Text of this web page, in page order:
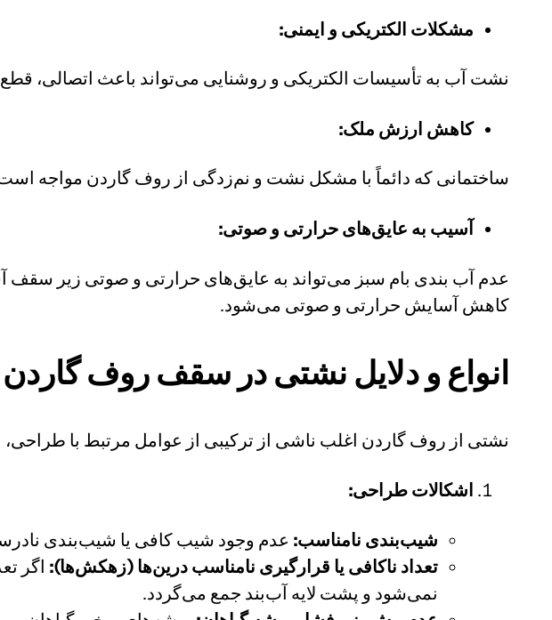
مشکلات الکتریکی و ایمنی:
نشت آب به تأسیسات الکتریکی و روشنایی می‌تواند باعث اتصالی،
کاهش ارزش ملک:
ساختمانی که دائماً با مشکل نشت و نم‌زدگی از روف گاردن مواجه
آسیب به عایق‌های حرارتی و صوتی:
عدم آب بندی بام سبز می‌تواند به عایق‌های حرارتی و صوتی زیر سقف
کاهش آسایش حرارتی و صوتی می‌شود.
انواع و دلایل نشتی در سقف روف گاردن
نشتی از روف گاردن اغلب ناشی از ترکیبی از عوامل مرتبط با
اشکالات طراحی:
شیب‌بندی نامناسب: عدم وجود شیب کافی یا شیب‌بندی
تعداد ناکافی یا قرارگیری نامناسب درین‌ها (زهکش‌ها): اگر
نمی‌شود و پشت لایه آب‌بند جمع می‌گردد.